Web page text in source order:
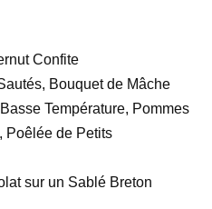
Confite
Bouquet de Mâche
Température, Pommes
Poêlée de Petits
sur un Sablé Breton